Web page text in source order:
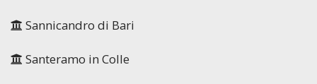
Sannicandro di Bari
Santeramo in Colle